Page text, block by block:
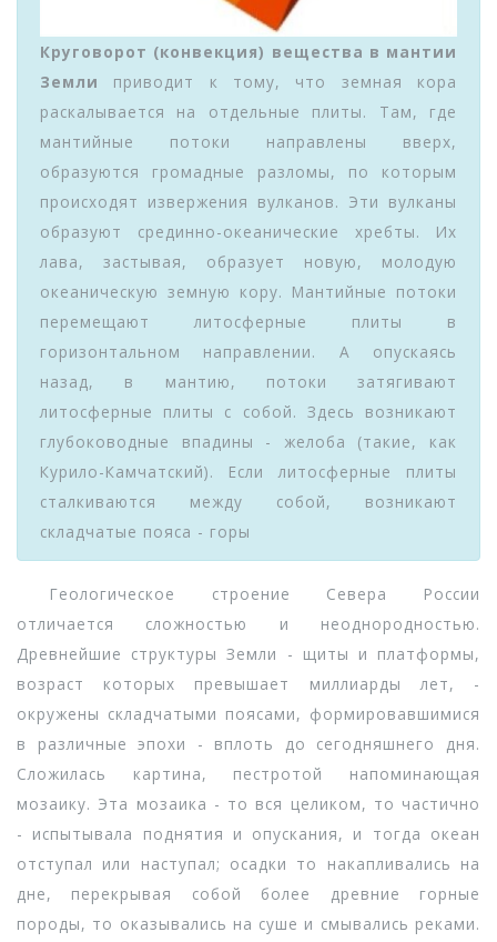
Круговорот (конвекция) вещества в мантии
Земли
приводит к тому, что земная кора
раскалывается на отдельные плиты. Там, где
мантийные потоки направлены вверх,
образуются громадные разломы, по которым
происходят извержения вулканов. Эти вулканы
образуют срединно-океанические хребты. Их
лава, застывая, образует новую, молодую
океаническую земную кору. Мантийные потоки
перемещают литосферные плиты в
горизонтальном направлении. А опускаясь
назад, в мантию, потоки затягивают
литосферные плиты с собой. Здесь возникают
глубоководные впадины - желоба (такие, как
Курило-Камчатский). Если литосферные плиты
сталкиваются между собой, возникают
складчатые пояса - горы
Геологическое строение Севера России
отличается сложностью и неоднородностью.
Древнейшие структуры Земли - щиты и платформы,
возраст которых превышает миллиарды лет, -
окружены складчатыми поясами, формировавшимися
в различные эпохи - вплоть до сегодняшнего дня.
Сложилась картина, пестротой напоминающая
мозаику. Эта мозаика - то вся целиком, то частично
- испытывала поднятия и опускания, и тогда океан
отступал или наступал; осадки то накапливались на
дне, перекрывая собой более древние горные
породы, то оказывались на суше и смывались реками.